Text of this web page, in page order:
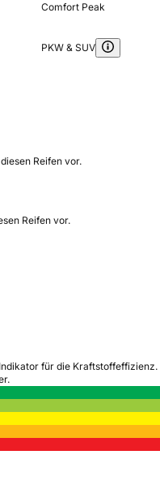
Comfort Peak
PKW & SUV
Reifen vor.
Reifen vor.
für die Kraftstoffeffizienz.